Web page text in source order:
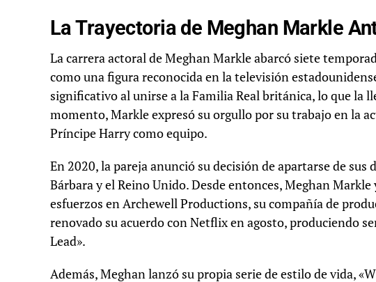
La Trayectoria de Meghan Markle
La carrera actoral de Meghan Markle abarcó siete
como una figura reconocida en la televisión
significativo al unirse a la Familia Real británica, lo que la
momento, Markle expresó su orgullo por su trabajo en la
Príncipe Harry como equipo.
En 2020, la pareja anunció su decisión de apartarse de
Bárbara y el Reino Unido. Desde entonces, Meghan
esfuerzos en Archewell Productions, su compañía de
renovado su acuerdo con Netflix en agosto, produciendo
Lead».
Además, Meghan lanzó su propia serie de estilo de vida,